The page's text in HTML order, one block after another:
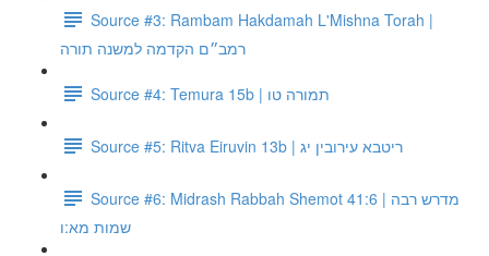
Source #3: Rambam Hakdamah L'Mishna Torah |
רמב״ם הקדמה למשנה תורה
Source #4: Temura 15b | תמורה טו
Source #5: Ritva Eiruvin 13b | ריטבא עירובין יג
Source #6: Midrash Rabbah Shemot 41:6 | מדרש רבה
שמות מא:ו